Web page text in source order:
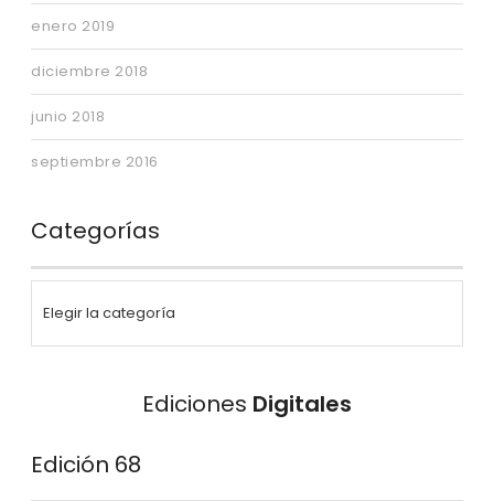
enero 2019
diciembre 2018
junio 2018
septiembre 2016
Categorías
Ediciones Digitales
Edición 68